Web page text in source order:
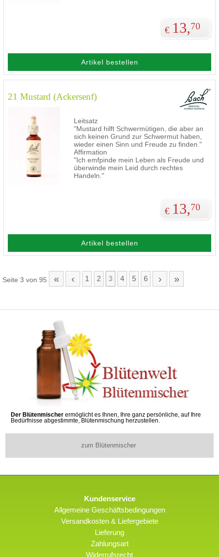
€ 13,70
Artikel bestellen
21 Mustard (Ackersenf)
Leitsatz
"Mustard hilft Schwermütigen, die aber an
sich keinen Grund zur Schwermut haben,
wieder einen Sinn und Freude zu finden."
Affirmation
"Ich emfpinde mein Leben als Freude und
überwinde mein Leid durch rechtes
Handeln."
€ 13,70
Artikel bestellen
Seite 3 von 95 « ‹ 1 2 3 4 5 6 › »
Der Blütenmischer ermöglicht es Ihnen, Ihre ganz persönliche, auf Ihre
Bedürfnisse abgestimmte, Blütenmischung herzustellen.
zum Blütenmischer
Kundenservice
Allgemeine Geschäftsbedingungen
Versandkosten & Liefergebiete
Lieferung
Zahlungsart
Widerrufsrecht